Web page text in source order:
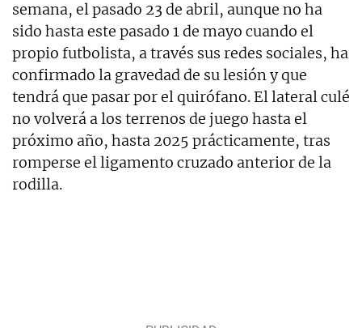
semana, el pasado 23 de abril, aunque no ha
sido hasta este pasado 1 de mayo cuando el
propio futbolista, a través sus redes sociales, ha
confirmado la gravedad de su lesión y que
tendrá que pasar por el quirófano. El lateral culé
no volverá a los terrenos de juego hasta el
próximo año, hasta 2025 prácticamente, tras
romperse el ligamento cruzado anterior de la
rodilla.